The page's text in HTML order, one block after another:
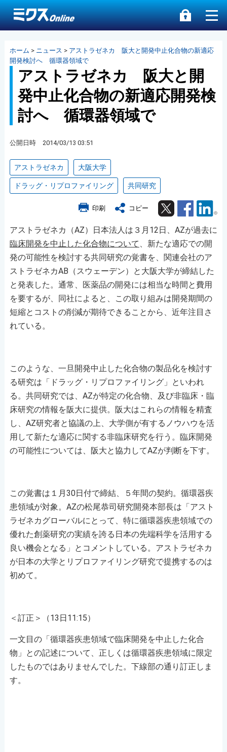
ホーム > ニュース > アストラゼネカ 阪大と開発中止化合物の新適応
開発検討へ 循環器領域で
アストラゼネカ 阪大と開
発中止化合物の新適応開発検
討へ 循環器領域で
公開日時 2014/03/13 03:51
アストラゼネカ 大阪大学
ドラッグ・リプロファイリング 共同研究
印刷 コピー Twitter Facebook
アストラゼネカ（AZ）日本法人は３月12日、AZが過去に
臨床開発を中止した化合物について 、新たな適応での開
発の可能性を検討する共同研究の覚書を、関連会社のア
ストラゼネカAB（スウェーデン）と大阪大学が締結した
と発表した。通常、医薬品の開発には相当な時間と費用
を要するが、同社によると、この取り組みは開発期間の
短縮とコストの削減が期待できることから、近年注目さ
れている。
このような、一旦開発中止した化合物の製品化を検討す
る研究は「ドラッグ・リプロファイリング」といわれ
る。共同研究では、AZが特定の化合物、及び非臨床・臨
床研究の情報を阪大に提供。阪大はこれらの情報を精査
し、AZ研究者と協議の上、大学側が有するノウハウを活
用して新たな適応に関する非臨床研究を行う。臨床開発
の可能性については、阪大と協力してAZが判断を下す。
この覚書は１月30日付で締結、５年間の契約。循環器疾
患領域が対象。AZの松尾恭司研究開発本部長は「アスト
ラゼネカグローバルにとって、特に循環器疾患領域での
優れた創薬研究の実績を誇る日本の先端科学を活用する
良い機会となる」とコメントしている。アストラゼネカ
が日本の大学とリプロファイリング研究で提携するのは
初めて。
＜訂正＞（13 日11:15）
一文目の「循環器疾患領域で臨床開発を中止した化合
物」との記述について、正しくは循環器疾患領域に限定
したものではありませんでした。下線部の通り訂正しま
す。